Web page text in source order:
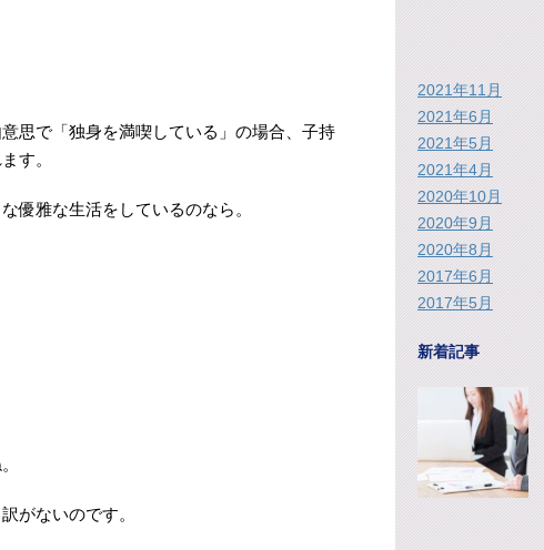
思で「独身を満喫している」の場合、子持
す。
優雅な生活をしているのなら。
がないのです。
2021年11月
2021年6月
2021年5月
2021年4月
2020年10月
2020年9月
2020年8月
2017年6月
2017年5月
新着記事